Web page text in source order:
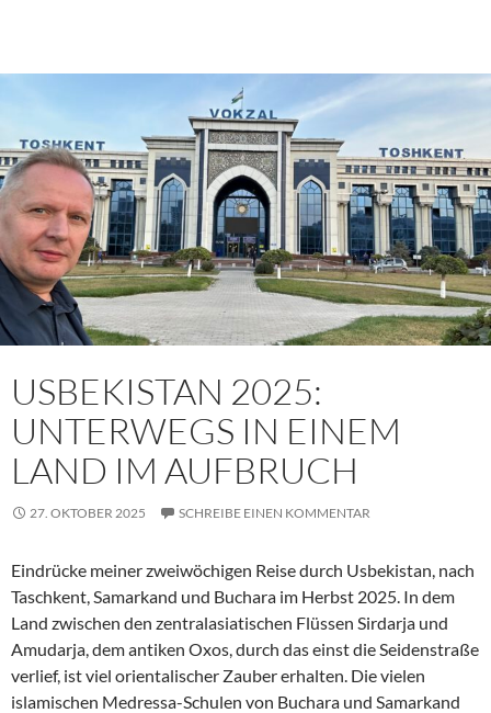
USBEKISTAN 2025:
UNTERWEGS IN EINEM
LAND IM AUFBRUCH
27. OKTOBER 2025 SCHREIBE EINEN KOMMENTAR
Eindrücke meiner zweiwöchigen Reise durch Usbekistan, nach
Taschkent, Samarkand und Buchara im Herbst 2025. In dem
Land zwischen den zentralasiatischen Flüssen Sirdarja und
Amudarja, dem antiken Oxos, durch das einst die Seidenstraße
verlief, ist viel orientalischer Zauber erhalten. Die vielen
islamischen Medressa-Schulen von Buchara und Samarkand